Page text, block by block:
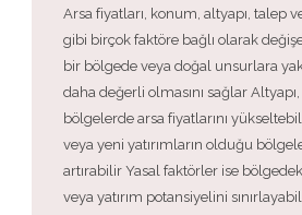
Arsa fiyatları, konum, altyapı, talep
gibi birçok faktöre bağlı olarak
bir bölgede veya doğal unsurlara
daha değerli olmasını sağlar
bölgelerde arsa fiyatlarını
veya yeni yatırımların olduğu
artırabilir Yasal faktörler ise
veya yatırım potansiyelini